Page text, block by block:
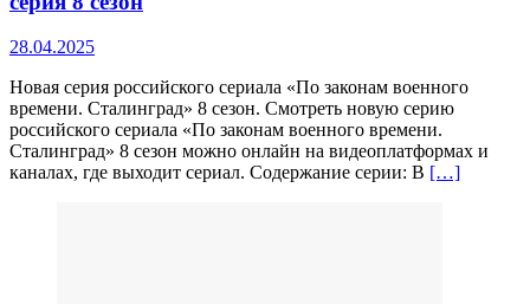
28.04.2025
Новая серия российского сериала «По законам военного
времени. Сталинград» 8 сезон. Смотреть новую серию
российского сериала «По законам военного времени.
Сталинград» 8 сезон можно онлайн на видеоплатформах и
каналах, где выходит сериал. Содержание серии: В […]